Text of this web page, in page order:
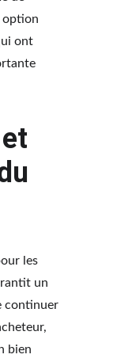
option
ont
les
un
continuer
bien